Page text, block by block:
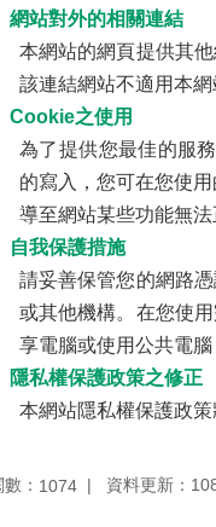
網站對外的相關連結
本網站的網頁提供其
該連結網站不適用本
Cookie之使用
為了提供您最佳的服
的寫入，您可在您使
導至網站某些功能無法
自我保護措施
請妥善保管您的網路
或其他機構。在您使
享電腦或使用公共電
隱私權保護政策之修正
本網站隱私權保護政
： 1074 資料更新：